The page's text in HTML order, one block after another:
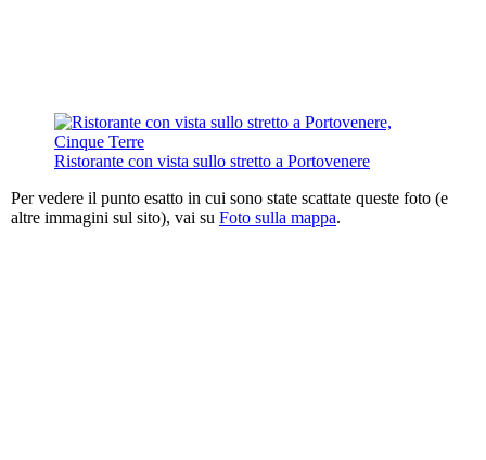
Ristorante con vista sullo stretto a Portovenere
Per vedere il punto esatto in cui sono state scattate queste foto (e
altre immagini sul sito), vai su Foto sulla mappa.